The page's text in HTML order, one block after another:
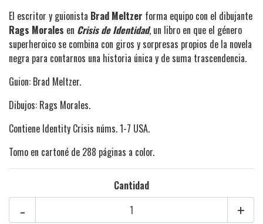
El escritor y guionista Brad Meltzer forma equipo con el dibujante
Rags Morales en Crisis de Identidad, un libro en que el género
superheroico se combina con giros y sorpresas propios de la novela
negra para contarnos una historia única y de suma trascendencia.
Guion: Brad Meltzer.
Dibujos: Rags Morales.
Contiene Identity Crisis núms. 1-7 USA.
Tomo en cartoné de 288 páginas a color.
Cantidad
+
-